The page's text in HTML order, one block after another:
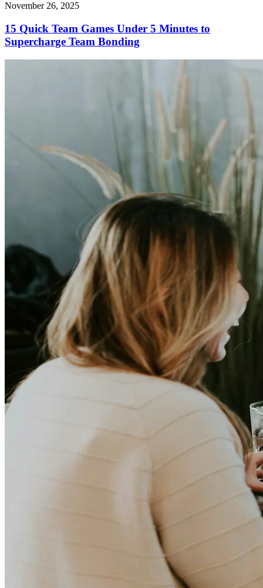
November 26, 2025
15 Quick Team Games Under 5 Minutes to
Supercharge Team Bonding